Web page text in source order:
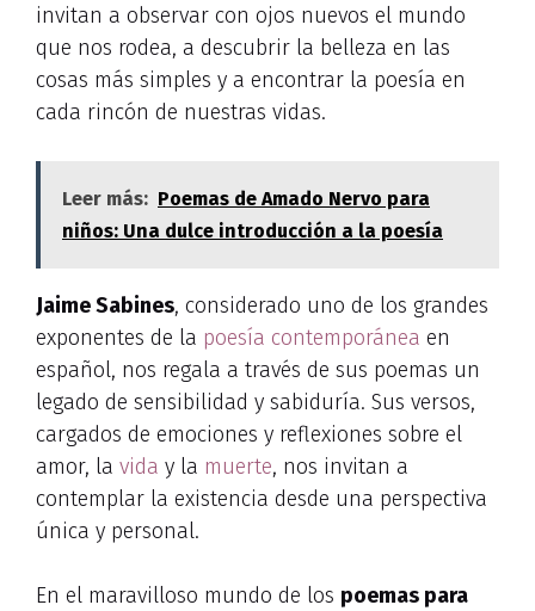
invitan a observar con ojos nuevos el mundo
que nos rodea, a descubrir la belleza en las
cosas más simples y a encontrar la poesía en
cada rincón de nuestras vidas.
Leer más: Poemas de Amado Nervo para
niños: Una dulce introducción a la poesía
Jaime Sabines, considerado uno de los grandes
exponentes de la poesía contemporánea en
español, nos regala a través de sus poemas un
legado de sensibilidad y sabiduría. Sus versos,
cargados de emociones y reflexiones sobre el
amor, la vida y la muerte, nos invitan a
contemplar la existencia desde una perspectiva
única y personal.
En el maravilloso mundo de los poemas para